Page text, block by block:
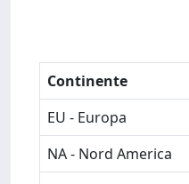
Continente
EU - Europa
NA - Nord America